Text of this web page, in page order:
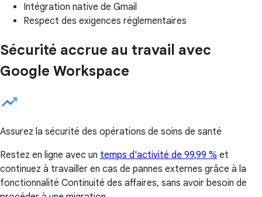
Intégration native de Gmail
Respect des exigences réglementaires
Sécurité accrue au travail avec
Google Workspace
Assurez la sécurité des opérations de soins de santé
Restez en ligne avec un temps d'activité de 99,99 % et
continuez à travailler en cas de pannes externes grâce à la
fonctionnalité Continuité des affaires, sans avoir besoin de